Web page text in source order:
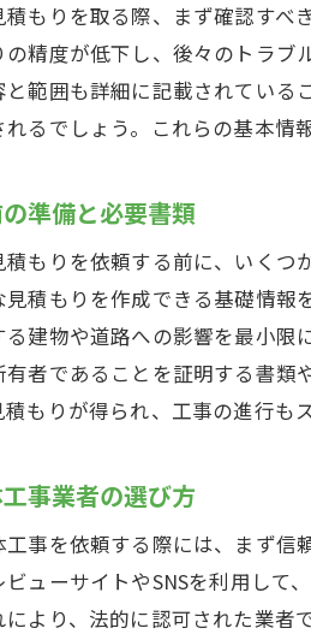
もりを取る際、まず確認すべ
の精度が低下し、後々のトラ
と範囲も詳細に記載されてい
れるでしょう。これらの基本情
準備と必要書類
もりを依頼する前に、いくつ
積もりを作成できる基礎情報
る建物や道路への影響を最小
有者であることを証明する書
もりが得られ、工事の進行も
事業者の選び方
事を依頼する際には、まず信
ビューサイトやSNSを利用し
により、法的に認可された業